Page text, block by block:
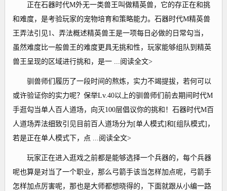
正在石器时代M外无一类兽王叫做精英兽，它的存正在和挑
和难度，是考验玩家的宠物培育和策略能力。石器时代M精英兽
王弄法引见1、弄法概述精英兽王是一项每日必做的日常勾当，
虽然难度比一般兽王的难度更具无挑和性，玩家能够组队到精英
兽王呈现的区域进行挑和，是一 ...阅读全文>
驯兽师们履历了一段时间的熬炼，实力不竭提拔，若何可以
或许验证你的实力呢？保举Lv.40以上的驯兽师们前去期间时代M
手逛勾当单人百人道场，向灭100层倡议你的挑和！石器时代M百
人道场弄法细致引见目前百人道场分为[单人模式]和[组队模式]，
若是正在单人模式下，点 ...阅读全文>
玩家正在进入逛戏之前都是能够选择一个兵器的，每个兵器
呢也算是对当了一个职业，那么弓箭手该当怎样加点呢，弓箭手
怎样加点厉害呢，那也是大师都想晓得的，下面就跟从小编一路